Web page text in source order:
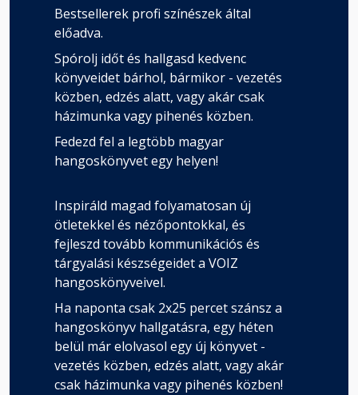
Bestsellerek profi színészek által
előadva.
Spórolj időt és hallgasd kedvenc
könyveidet bárhol, bármikor - vezetés
közben, edzés alatt, vagy akár csak
házimunka vagy pihenés közben.
Fedezd fel a legtöbb magyar
hangoskönyvet egy helyen!
Inspiráld magad folyamatosan új
ötletekkel és nézőpontokkal, és
fejleszd tovább kommunikációs és
tárgyalási készségeidet a VOIZ
hangoskönyveivel.
Ha naponta csak 2x25 percet szánsz a
hangoskönyv hallgatásra, egy héten
belül már elolvasol egy új könyvet -
vezetés közben, edzés alatt, vagy akár
csak házimunka vagy pihenés közben!